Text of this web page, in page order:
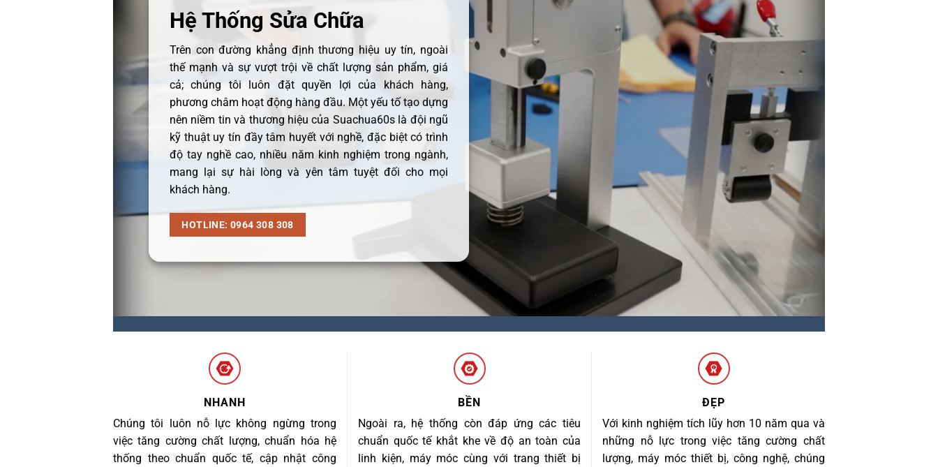
Hệ Thống Sửa Chữa
Trên con đường khẳng định thương hiệu uy tín, ngoài
thế mạnh và sự vượt trội về chất lượng sản phẩm, giá
cả; chúng tôi luôn đặt quyền lợi của khách hàng,
phương châm hoạt động hàng đầu. Một yếu tố tạo dựng
nên niềm tin và thương hiệu của Suachua60s là đội ngũ
kỹ thuật uy tín đầy tâm huyết với nghề, đặc biệt có trình
độ tay nghề cao, nhiều năm kinh nghiệm trong ngành,
mang lại sự hài lòng và yên tâm tuyệt đối cho mọi
khách hàng.
HOTLINE: 0964 308 308
NHANH
Chúng tôi luôn nỗ lực không ngừng trong
việc tăng cường chất lượng, chuẩn hóa hệ
thống theo chuẩn quốc tế, cập nhật công
BỀN
Ngoài ra, hệ thống còn đáp ứng các tiêu
chuẩn quốc tế khắt khe về độ an toàn của
linh kiện, máy móc cùng với trang thiết bị
ĐẸP
Với kinh nghiệm tích lũy hơn 10 năm qua và
những nỗ lực trong việc tăng cường chất
lượng, máy móc thiết bị, công nghệ, chúng